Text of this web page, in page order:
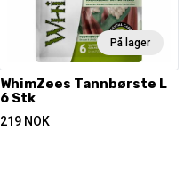
På lager
WhimZees Tannbørste L
6 Stk
219 NOK